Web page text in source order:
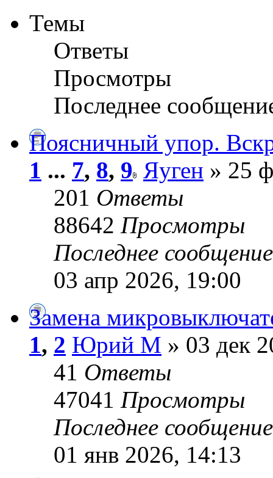
Темы
Ответы
Просмотры
Последнее
Поясничный упор.
1 ... 7, 8, 9 Яуген » 25
201 Ответы
88642 Просмотры
Последнее
03 апр 2026, 19:00
Замена
1, 2 Юрий М » 03 дек
41 Ответы
47041 Просмотры
Последнее
01 янв 2026, 14:13